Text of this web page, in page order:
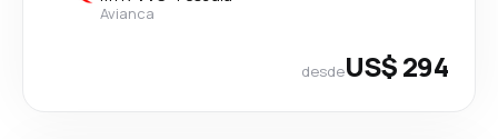
Avianca
desdeUS$ 294